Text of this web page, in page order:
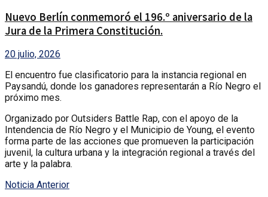
Nuevo Berlín conmemoró el 196.º aniversario de la
Jura de la Primera Constitución.
20 julio, 2026
El encuentro fue clasificatorio para la instancia regional en
Paysandú, donde los ganadores representarán a Río Negro el
próximo mes.
Organizado por Outsiders Battle Rap, con el apoyo de la
Intendencia de Río Negro y el Municipio de Young, el evento
forma parte de las acciones que promueven la participación
juvenil, la cultura urbana y la integración regional a través del
arte y la palabra.
Noticia Anterior